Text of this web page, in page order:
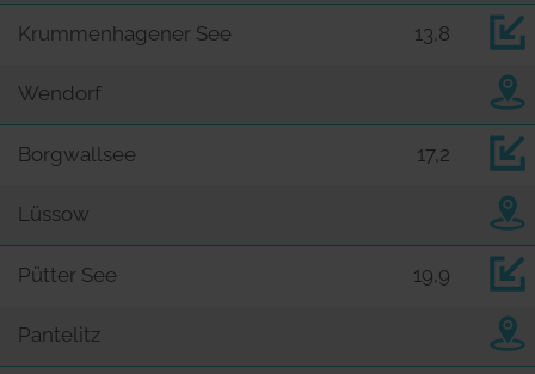
Krummenhagener See 13,8
Wendorf
Borgwallsee 17,2
Lüssow
Pütter See 19,9
Pantelitz